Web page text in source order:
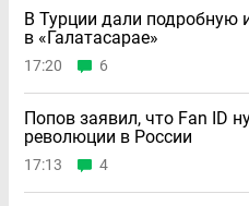
В Турции дали
в «Галатасарае»
17:20 6
Попов заявил, что Fan ID
революции в России
17:13 4